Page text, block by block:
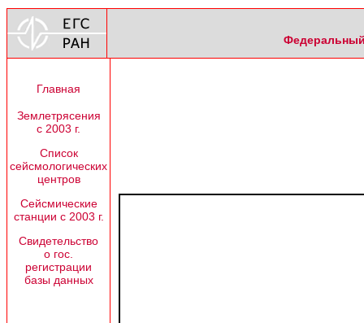
Федеральный
Главная
Землетрясения
с 2003 г.
Список
сейсмологических
центров
Сейсмические
станции с 2003 г.
Свидетельство
о гос.
регистрации
базы данных